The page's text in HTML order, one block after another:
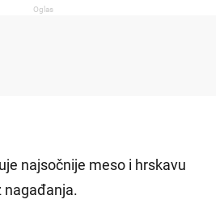
Oglas
najsočnije meso i hrskavu
nagađanja.